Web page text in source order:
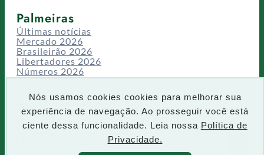
Nós usamos cookies cookies para melhorar sua
experiência de navegação. Ao prosseguir você está
ciente dessa funcionalidade. Leia nossa Política de
Privacidade.
Palmeiras
Últimas notícias
Mercado 2026
Brasileirão 2026
Libertadores 2026
Números 2026
Campeonatos
Temporadas
CT/Centro de Excelência
Busca
P
e